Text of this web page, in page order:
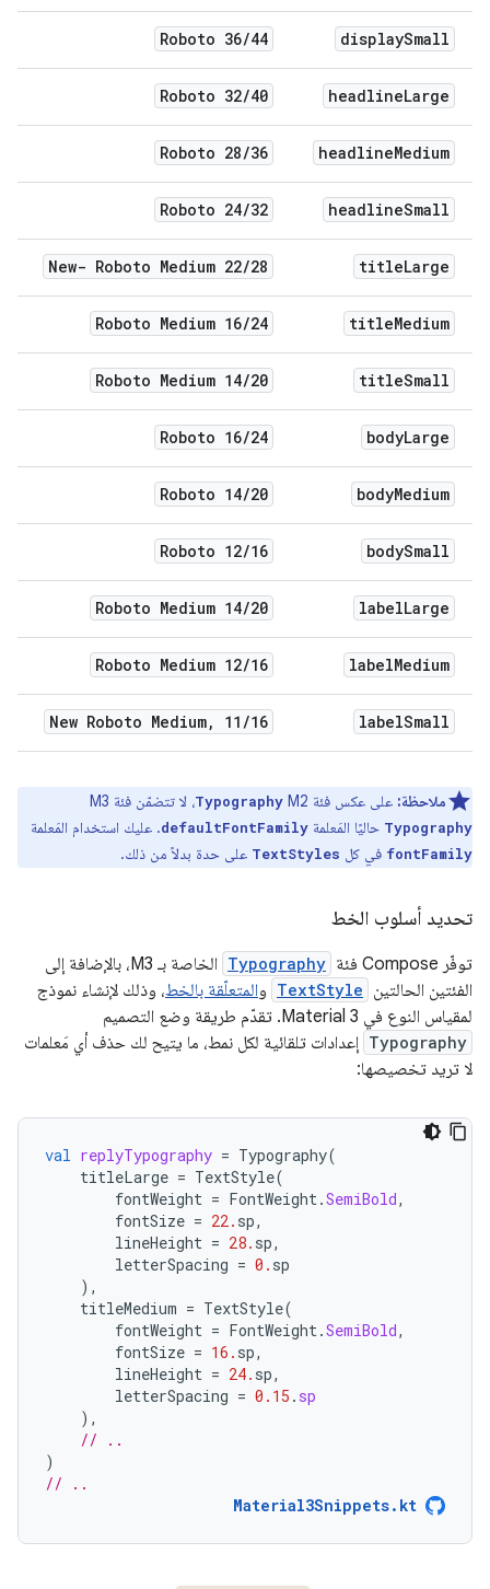
displaySmall
Roboto 36/44
headlineLarge
Roboto 32/40
headlineMedium
Roboto 28/36
headlineSmall
Roboto 24/32
titleLarge
New- Roboto Medium 22/28
titleMedium
Roboto Medium 16/24
titleSmall
Roboto Medium 14/20
bodyLarge
Roboto 16/24
bodyMedium
Roboto 14/20
bodySmall
Roboto 12/16
labelLarge
Roboto Medium 14/20
labelMedium
Roboto Medium 12/16
labelSmall
New Roboto Medium, 11 /16
ملاحظة: على عكس فئة M2 Typography، لا تتضمّن فئة M3
Typography حاليًا المَعلمة defaultFontFamily. عليك استخدام المَعلمة
fontFamily في كل TextStyles على حدة بدلاً من ذلك.
تحديد أسلوب الخط
توفّر Compose فئة Typography
الخاصة بـ M3، بالإضافة إلى
الفئتين الحالتين TextStyle والمتعلّقة بالخط، وذلك لإنشاء نموذج
لمقياس النوع في Material 3. تقدّم طريقة وضع التصميم
Typography إعدادات تلقائية لكل نمط، ما يتيح لك حذف أي مَعلمات
لا تريد تخصيصها:
val replyTypography = Typography(
titleLarge = TextStyle(
fontWeight = FontWeight.SemiBold,
fontSize = 22. sp,
lineHeight = 28. sp,
letterSpacing = 0. sp
),
titleMedium = TextStyle(
fontWeight = FontWeight.SemiBold,
fontSize = 16. sp,
lineHeight = 24. sp,
letterSpacing = 0.15 . sp
),
// ..
)
// ..
Material3Snippets.kt